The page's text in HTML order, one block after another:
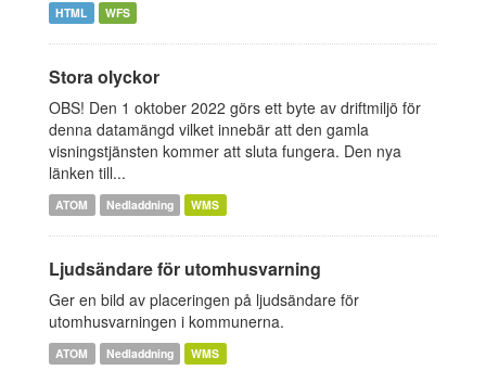
HTML WFS
Stora olyckor
OBS! Den 1 oktober 2022 görs ett byte av driftmiljö för
denna datamängd vilket innebär att den gamla
visningstjänsten kommer att sluta fungera. Den nya
länken till...
ATOM Nedladdning WMS
Ljudsändare för utomhusvarning
Ger en bild av placeringen på ljudsändare för
utomhusvarningen i kommunerna.
ATOM Nedladdning WMS